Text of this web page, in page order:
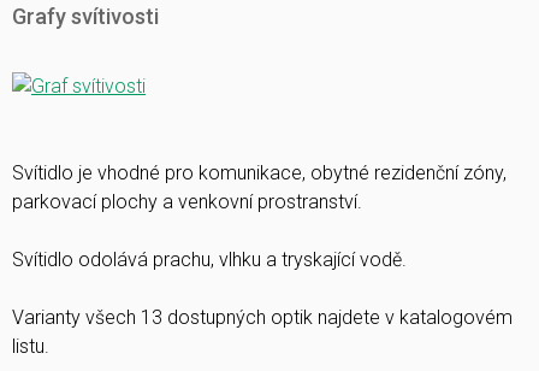
Grafy svítivosti
Svítidlo je vhodné pro komunikace, obytné rezidenční zóny,
parkovací plochy a venkovní prostranství.
Svítidlo odolává prachu, vlhku a tryskající vodě.
Varianty všech 13 dostupných optik najdete v katalogovém
listu.